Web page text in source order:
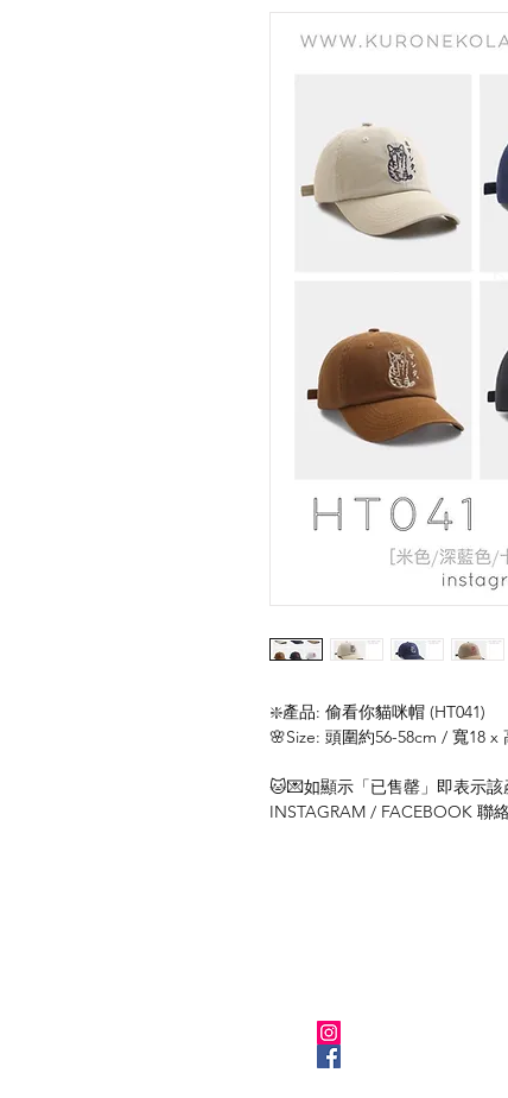
❇️產品: 偷看你貓咪帽 (HT041)
🌸Size: 頭圍約56-58cm / 寬18 x
🐱💌如顯示「已售罄」即表示
INSTAGRAM / FACEBOOK 聯